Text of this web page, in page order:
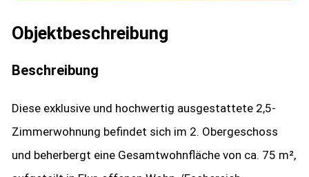
Objekt­beschreibung
Beschreibung
Diese exklusive und hochwertig ausgestattete 2,5-
Zimmerwohnung befindet sich im 2. Obergeschoss
und beherbergt eine Gesamtwohnfläche von ca. 75 m²,